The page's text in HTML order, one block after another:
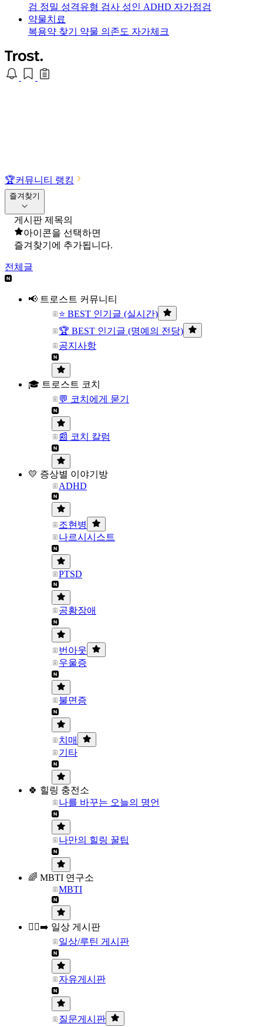
검 정밀 성격유형 검사 성인 ADHD 자가점검
약물치료
복용약 찾기 약물 의존도 자가체크
🏆커뮤니티 랭킹
즐겨찾기
게시판 제목의
아이콘을 선택하면
즐겨찾기에 추가됩니다.
전체글
📢 트로스트 커뮤니티
⭐ BEST 인기글 (실시간)
🏆 BEST 인기글 (명예의 전당)
공지사항
🎓 트로스트 코치
💬 코치에게 묻기
📰 코치 칼럼
💛 증상별 이야기방
ADHD
조현병
나르시시스트
PTSD
공황장애
번아웃
우울증
불면증
치매
기타
🍀 힐링 충전소
나를 바꾸는 오늘의 명언
나만의 힐링 꿀팁
🌈 MBTI 연구소
MBTI
🏃‍♀️‍➡️ 일상 게시판
일상/루틴 게시판
자유게시판
질문게시판